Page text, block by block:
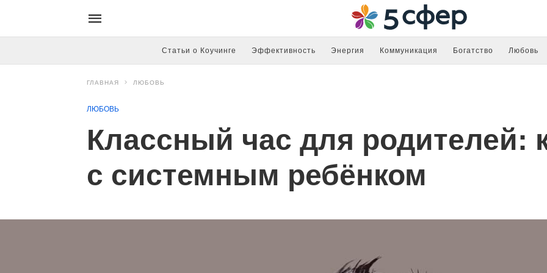
Статьи о Коучинге Эффективность Энергия Коммуникация Богатство Любовь
ГЛАВНАЯ ЛЮБОВЬ
ЛЮБОВЬ
Классный час для родителей:
с системным ребёнком